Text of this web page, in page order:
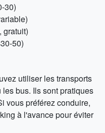
30)
gratuit)
50)
utiliser les transports
bus. Ils sont pratiques
vous préférez conduire,
à l'avance pour éviter